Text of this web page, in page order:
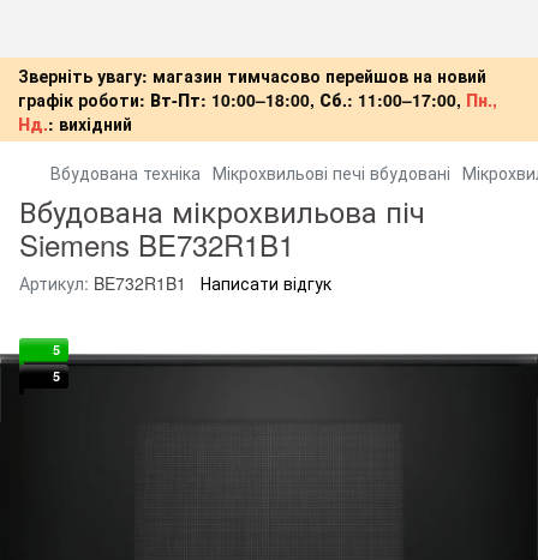
Зверніть увагу: магазин тимчасово перейшов на новий
графік роботи: Вт-Пт: 10:00–18:00, Сб.: 11:00–17:00, Пн.,
Нд.: вихідний
Вбудована техніка Мікрохвильові печі вбудовані
Вбудована мікрохвильова піч
Siemens BE732R1B1
Артикул: BE732R1B1 Написати відгук
5
5